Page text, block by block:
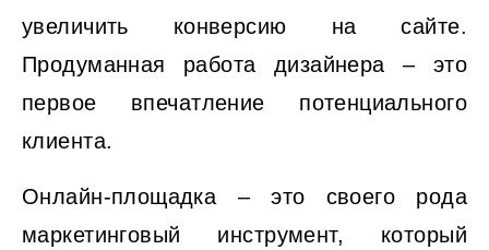
увеличить конверсию на сайте.
Продуманная работа дизайнера – это
первое впечатление потенциального
клиента.
Онлайн-площадка – это своего рода
маркетинговый инструмент, который